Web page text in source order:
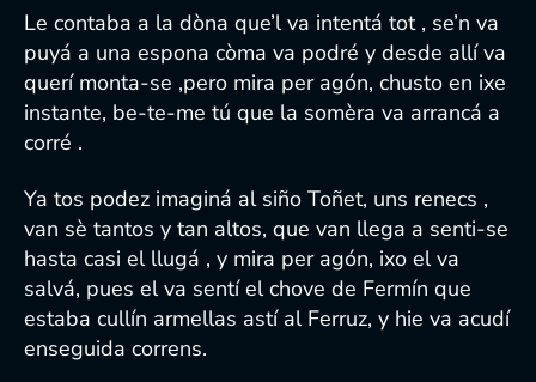
Le contaba a la dòna que’l va intentá tot , se’n va
puyá a una espona còma va podré y desde allí va
querí monta-se ,pero mira per agón, chusto en ixe
instante, be-te-me tú que la somèra va arrancá a
corré .
Ya tos podez imaginá al siño Toñet, uns renecs ,
van sè tantos y tan altos, que van llega a senti-se
hasta casi el llugá , y mira per agón, ixo el va
salvá, pues el va sentí el chove de Fermín que
estaba cullín armellas astí al Ferruz, y hie va acudí
enseguida correns.